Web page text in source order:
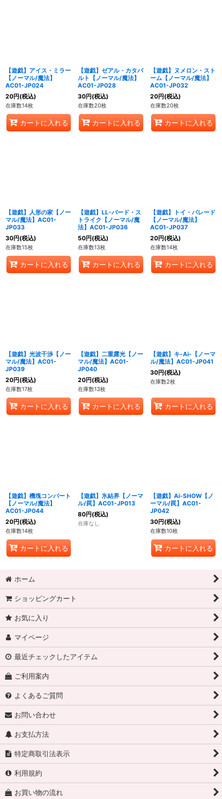
【遊戯】アイス・ミラー
【ノーマル/魔法】
AC01-JP024
20円(税込)
在庫数14枚
カートに入れる
【遊戯】ゼアル・カタパ
ルト【ノーマル/魔法】
AC01-JP028
30円(税込)
在庫数20枚
カートに入れる
【遊戯】ヌメロン・スト
ーム【ノーマル/魔法】
AC01-JP032
20円(税込)
在庫数20枚
カートに入れる
【遊戯】人形の家【ノー
マル/魔法】AC01-
JP033
30円(税込)
在庫数15枚
カートに入れる
【遊戯】LL-バード・ス
トライク【ノーマル/魔
法】AC01-JP036
50円(税込)
在庫数13枚
カートに入れる
【遊戯】トイ・パレード
【ノーマル/魔法】
AC01-JP037
20円(税込)
在庫数14枚
カートに入れる
【遊戯】光波干渉【ノー
マル/魔法】AC01-
JP039
20円(税込)
在庫数17枚
カートに入れる
【遊戯】二重露光【ノー
マル/魔法】AC01-
JP040
20円(税込)
在庫数13枚
カートに入れる
【遊戯】キ-Ai-【ノーマ
ル/魔法】AC01-JP041
30円(税込)
在庫数2枚
カートに入れる
【遊戯】機塊コンバート
【ノーマル/魔法】
AC01-JP044
20円(税込)
在庫数14枚
カートに入れる
【遊戯】氷結界【ノーマ
ル/罠】AC01-JP013
80円(税込)
在庫なし
【遊戯】Ai-SHOW【ノ
ーマル/罠】AC01-
JP042
30円(税込)
在庫数10枚
カートに入れる
ホーム
ショッピングカート
お気に入り
マイページ
最近チェックしたアイテム
ご利用案内
よくあるご質問
お問い合わせ
お支払方法
特定商取引法表示
利用規約
お買い物の流れ